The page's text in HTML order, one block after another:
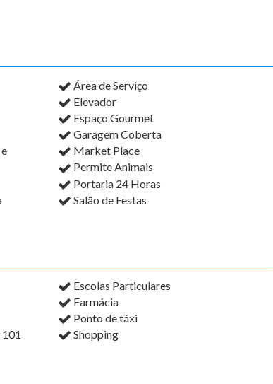
Área de Serviço
Elevador
Espaço Gourmet
Garagem Coberta
Market Place
Permite Animais
Portaria 24 Horas
Salão de Festas
Escolas Particulares
Farmácia
Ponto de táxi
Shopping